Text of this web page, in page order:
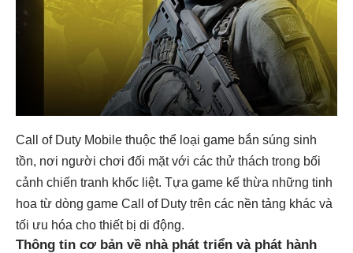
Call of Duty Mobile thuộc thể loại game bắn súng sinh
tồn, nơi người chơi đối mặt với các thử thách trong bối
cảnh chiến tranh khốc liệt. Tựa game kế thừa những tinh
hoa từ dòng game Call of Duty trên các nền tảng khác và
tối ưu hóa cho thiết bị di động.
Thông tin cơ bản về nhà phát triển và phát hành